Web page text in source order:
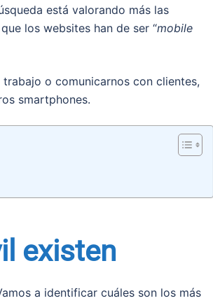
está valorando más las
los websites han de ser “mobile
o comunicarnos con clientes,
smartphones.
existen
a identificar cuáles son los más